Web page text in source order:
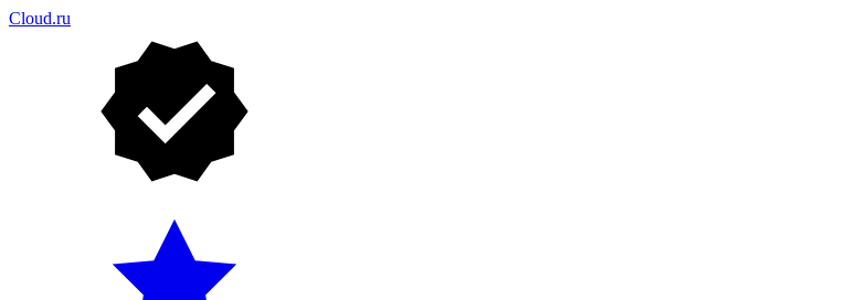
Cloud.ru